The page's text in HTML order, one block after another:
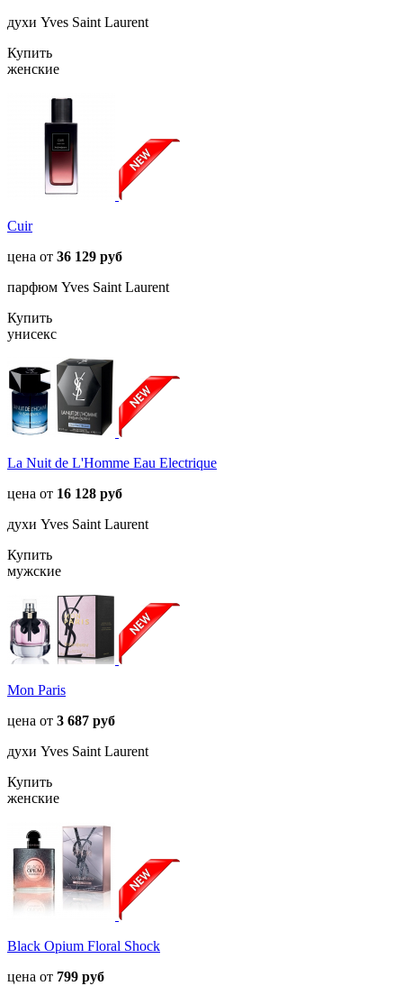
духи Yves Saint Laurent
Купить
женские
Cuir
цена от 36 129 руб
парфюм Yves Saint Laurent
Купить
унисекс
La Nuit de L'Homme Eau Electrique
цена от 16 128 руб
духи Yves Saint Laurent
Купить
мужские
Mon Paris
цена от 3 687 руб
духи Yves Saint Laurent
Купить
женские
Black Opium Floral Shock
цена от 799 руб